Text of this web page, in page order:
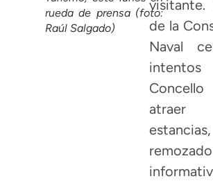
rueda de prensa (foto:
Raúl Salgado)
de la
Naval
atraer